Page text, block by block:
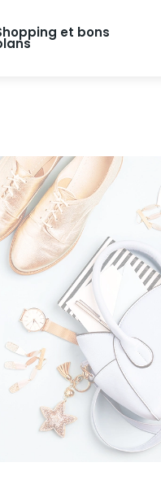
et bons